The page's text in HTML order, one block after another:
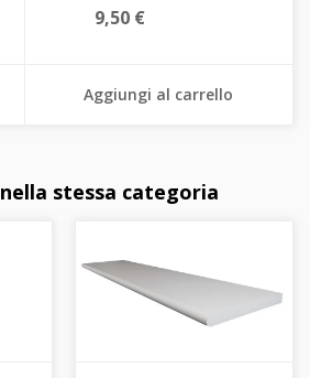
9,50 €
Aggiungi al carrello
stessa categoria